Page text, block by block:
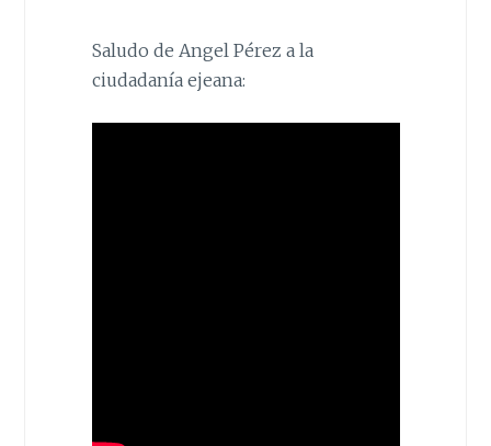
Saludo de Angel Pérez a la
ciudadanía ejeana: